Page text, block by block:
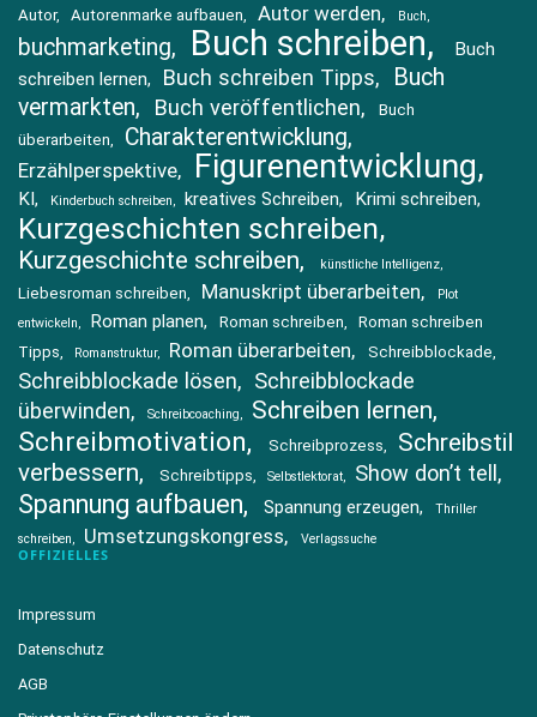
Autor Autorenmarke aufbauen Autor werden Buch
buchmarketing Buch schreiben
Buch
schreiben lernen
Buch schreiben Tipps
Buch
vermarkten
Buch veröffentlichen
Buch
überarbeiten
Charakterentwicklung
Erzählperspektive Figurenentwicklung
KI Kinderbuch schreiben kreatives Schreiben Krimi schreiben
Kurzgeschichten schreiben
Kurzgeschichte schreiben künstliche Intelligenz
Liebesroman schreiben Manuskript überarbeiten
Plot
entwickeln
Roman planen Roman schreiben
Roman schreiben
Tipps
Romanstruktur Roman überarbeiten Schreibblockade
Schreibblockade lösen
Schreibblockade
überwinden
Schreibcoaching Schreiben lernen
Schreibmotivation Schreibprozess
Schreibstil
verbessern
Schreibtipps Selbstlektorat Show don’t tell
Spannung aufbauen Spannung erzeugen
Thriller
schreiben
Umsetzungskongress Verlagssuche
OFFIZIELLES
Impressum
Datenschutz
AGB